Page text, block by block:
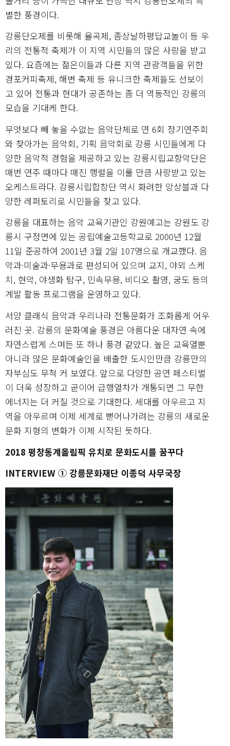
별한 풍경이다.
강릉단오제를 비롯해 율곡제, 좀상날하평답교놀이 등 우
리의 전통적 축제가 이 지역 시민들의 많은 사랑을 받고
있다. 요즘에는 젊은이들과 다른 지역 관광객들을 위한
경포커피축제, 해변 축제 등 유니크한 축제들도 선보이
고 있어 전통과 현대가 공존하는 좀 더 역동적인 강릉의
모습을 기대케 한다.
무엇보다 빼 놓을 수없는 음악단체로 연 6회 정기연주회
와 찾아가는 음악회, 기획 음악회로 강릉 시민들에게 다
양한 음악적 경험을 제공하고 있는 강릉시립교향악단은
매번 연주 때마다 매진 행렬을 이룰 만큼 사랑받고 있는
오케스트라다. 강릉시립합창단 역시 화려한 앙상블과 다
양한 레퍼토리로 시민들을 찾고 있다.
강릉을 대표하는 음악 교육기관인 강원예고는 강원도 강
릉시 구정면에 있는 공립예술고등학교로 2000년 12월
11일 준공하여 2001년 3월 2일 107명으로 개교했다. 음
악과·미술과·무용과로 편성되어 있으며 교지, 야외 스케
치, 현악, 야생화 탐구, 민속무용, 비디오 촬영, 궁도 등의
계발 활동 프로그램을 운영하고 있다.
서양 클래식 음악과 우리나라 전통문화가 조화롭게 어우
러진 곳. 강릉의 문화예술 풍경은 아름다운 대자연 속에
자연스럽게 스며든 또 하나 풍경 같았다. 높은 교육열뿐
아니라 많은 문화예술인을 배출한 도시인만큼 강릉만의
자부심도 무척 커 보였다. 앞으로 다양한 공연 페스티벌
이 더욱 성장하고 곧이어 급행열차가 개통되면 그 무한
에너지는 더 커질 것으로 기대한다. 세대를 아우르고 지
역을 아우르며 이제 세계로 뻗어나가려는 강릉의 새로운
문화 지형의 변화가 이제 시작된 듯하다.
2018 평창동계올림픽 유치로 문화도시를 꿈꾸다
INTERVIEW ① 강릉문화재단 이종덕 사무국장